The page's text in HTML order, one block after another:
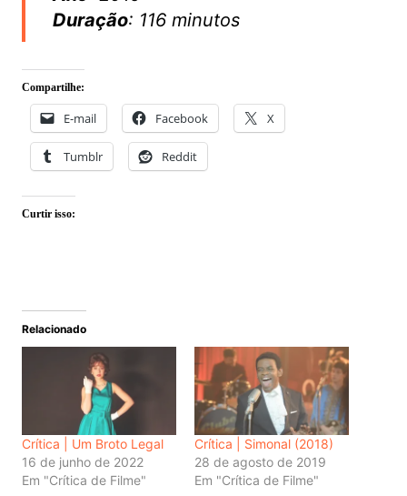
Duração: 116 minutos
Compartilhe:
E-mail Facebook X
Tumblr Reddit
Curtir isso:
Relacionado
Crítica | Um Broto Legal
16 de junho de 2022
Em "Crítica de Filme"
Crítica | Simonal (2018)
28 de agosto de 2019
Em "Crítica de Filme"